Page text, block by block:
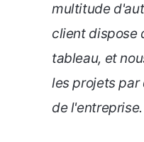
multitude
client dispose
tableau, et
les projets par
de l'entreprise.